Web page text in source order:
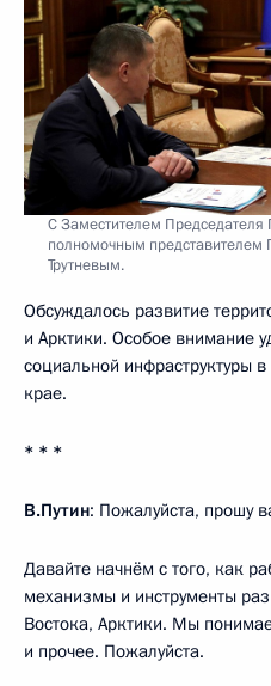
С Заместителем Председателя
полномочным
Трутневым.
Обсуждалось развитие
и Арктики. Особое внимание
социальной инфраструктуры
крае.
* * *
В.Путин: Пожалуйста, прошу
Давайте начнём с того, как
механизмы и инструменты
Востока, Арктики. Мы
и прочее. Пожалуйста.